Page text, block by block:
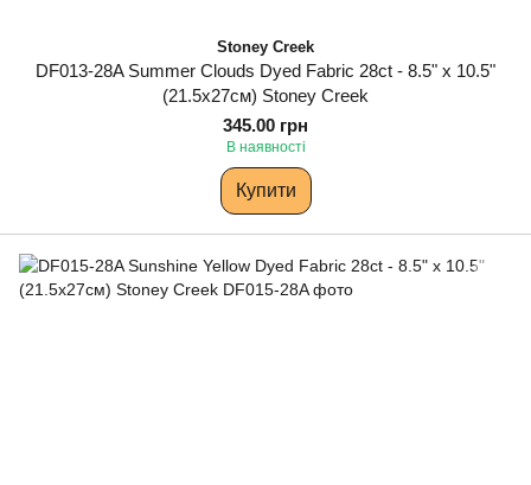
Stoney Creek
DF013-28A Summer Clouds Dyed Fabric 28ct - 8.5" x 10.5"
(21.5х27см) Stoney Creek
345.00 грн
В наявності
Купити